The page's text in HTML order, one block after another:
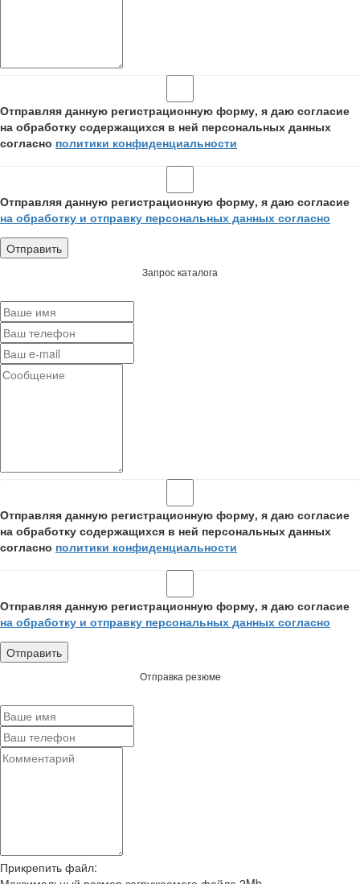
Отправляя данную регистрационную форму, я даю согласие
на обработку содержащихся в ней персональных данных
согласно политики конфиденциальности
Отправляя данную регистрационную форму, я даю согласие
на обработку и отправку персональных данных согласно
Запрос каталога
Отправляя данную регистрационную форму, я даю согласие
на обработку содержащихся в ней персональных данных
согласно политики конфиденциальности
Отправляя данную регистрационную форму, я даю согласие
на обработку и отправку персональных данных согласно
Отправка резюме
Прикрепить файл: